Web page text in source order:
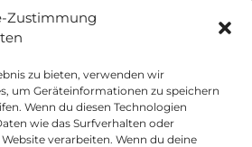
Zustimmung
zu bieten, verwenden wir
um Geräteinformationen zu speichern
Wenn du diesen Technologien
wie das Surfverhalten oder
verarbeiten. Wenn du deine